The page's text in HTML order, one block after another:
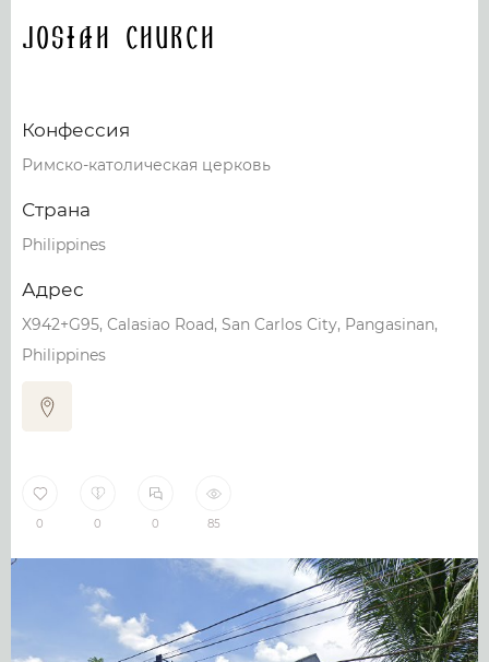
Josiah Church
Конфессия
Римско-католическая церковь
Страна
Philippines
Адрес
X942+G95, Calasiao Road, San Carlos City, Pangasinan,
Philippines
0 0 0 85